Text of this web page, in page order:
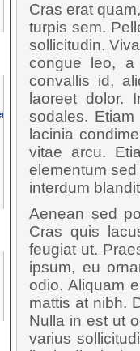
Cras erat
turpis sem.
sollicitudin.
congue leo, a
convallis id,
laoreet dolor.
sodales.
lacinia
vitae arcu.
elementum
interdum
Aenean sed
Cras quis
feugiat ut.
ipsum, eu
odio. Aliquam
mattis at nibh.
Nulla in est ut
varius